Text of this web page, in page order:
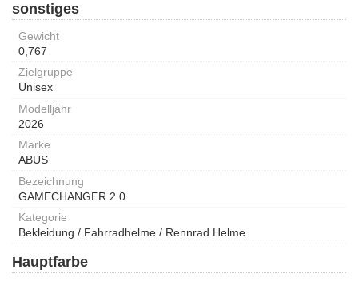
sonstiges
Gewicht
0,767
Zielgruppe
Unisex
Modelljahr
2026
Marke
ABUS
Bezeichnung
GAMECHANGER 2.0
Kategorie
Bekleidung / Fahrradhelme / Rennrad Helme
Hauptfarbe